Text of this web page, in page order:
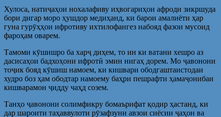
Хулоса, натиҷаҳои нохалафиву иҳвогариҳои афроди зикршуда
бори дигар моро ҳушдор медиҳанд, ки барои амалиёти ҳар
гуна гурӯҳҳои ифротиву ихтилофангез набояд фазои мусоид
фароҳам оварем.
Тамоми кӯшишро ба харҷ диҳем, то ин ки ватани хешро аз
дасисаҳои бадхоҳони ифротӣ эмин нигаҳ дорем. Мо ҷавонони
тоҷик бояд кӯшиш намоем, ки кишвари ободгаштаистодаи
худро боз ҳам ободтар намоему баҳри пешрафти ҳамаҷонибаи
кишварамон ҷидду чаҳд созем.
Танҳо ҷавонони солимфикру бомаърифат қодир ҳастанд, ки
дар шароити таҳаввулоти рӯзафзуни авзои сиёсии ҷаҳон ва